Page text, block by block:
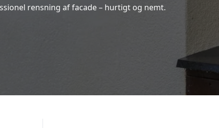
rensning af facade – hurtigt og nemt.